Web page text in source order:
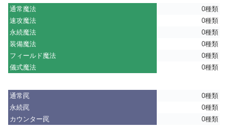
通常魔法
0種類
速攻魔法
0種類
永続魔法
0種類
装備魔法
0種類
フィールド魔法
0種類
儀式魔法
0種類
通常罠
0種類
永続罠
0種類
カウンター罠
0種類